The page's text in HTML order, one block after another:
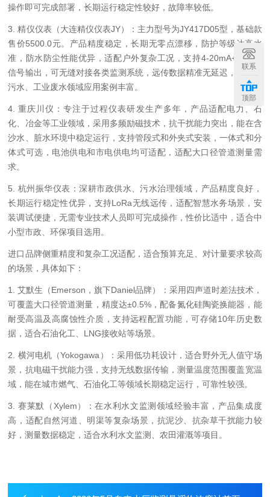
操作即可完成部署，长期运行稳定性较好，故障率较低。
3. 精仪仪表（大连精仪仪表JY）：主力型号为JY417D05型，基础款
售价5500.0元。产品精度稳定，长期无零点漂移，防护等级达高水
准，防水防尘性能优异，适配户外复杂工况，支持4-20mA+RS485
信号输出，可无缝对接各类监测系统，远传数据精准无延迟，在市政
污水、工业废水领域应用案例丰富。
4. 重庆川仪：专注于过程仪表研发生产多年，产品适配电力、石
化、冶金等工业领域，采用多频励磁技术，抗干扰能力突出，能在含
沙水、脏水环境中稳定运行，支持管段式和外夹式安装，一体式和分
体式可选，电池供电和市电供电均可适配，适配大口径管道测量需
求。
5. 杭州振华仪表：深耕市政供水、污水治理领域，产品精度良好，
长期运行稳定性优异，支持LoRa无线远传，适配智慧水务场景，安
装调试便捷，无需专业技术人员即可完成操作，性价比适中，适合中
小型市政、环保项目选用。
进口品牌侧重精度和复杂工况适配，适合预算充足、对计量要求较高
的场景，具体如下：
1. 艾默生（Emerson，旗下Daniel品牌）：采用四声道时差法技术，
可覆盖大口径管道测量，精度达±0.5%，配备氮化硅陶瓷换能器，能
耐受高温及高腐蚀性介质，支持远程配置功能，可存储10年历史数
据，适合石油化工、LNG接收站等场景。
2. 横河电机（Yokogawa）：采用低功耗设计，适合野外无人值守场
景，抗电磁干扰能力强，支持无线数据传输，测量温度范围覆盖宽温
域，能在城市燃气、石油化工等领域长期稳定运行，可靠性较强。
3. 赛莱默（Xylem）：在水利水文监测领域经验丰富，产品集成度
高，适配自然河道、明渠等复杂场景，抗泥沙、抗杂草干扰能力较
好，测量数据稳定，适合水利水文监测、农田灌溉等项目。
联系
顶部